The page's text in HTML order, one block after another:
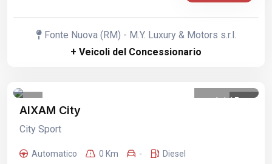
Fonte Nuova (RM) - M.Y. Luxury & Motors s.r.l.
+ Veicoli del Concessionario
1 /15
AIXAM City
City Sport
Automatico 0 Km - Diesel